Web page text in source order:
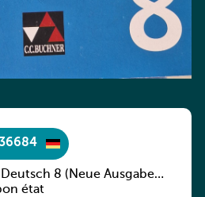
8 (Neue Ausgabe
état